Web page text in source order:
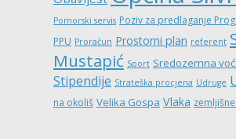
Pomorski servis Poziv za predlaganje
PPU Proračun Prostorni plan referent
Mustapić Sport Sredozemna
Stipendije Strateška procjena Udruge
na okoliš Velika Gospa Vlaka